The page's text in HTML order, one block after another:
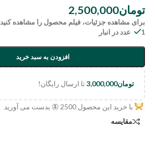
تومان2,500,000
برای مشاهده جزئیات، فیلم محصول را مشاهده کنید
1 عدد در انبار
افزودن به سبد خرید
تومان3,000,000تا ارسال رایگان!
با خرید این محصول 2500 🦋 بدست می آورید
مقایسه